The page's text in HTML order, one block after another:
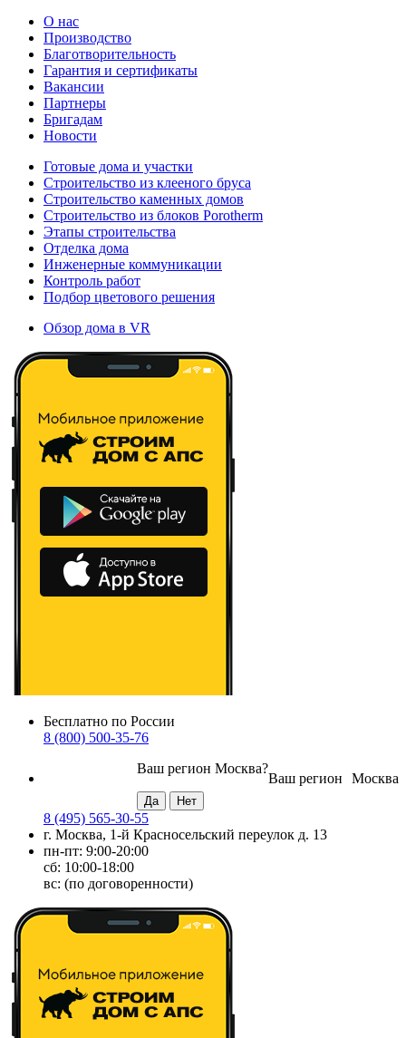
О нас
Производство
Благотворительность
Гарантия и сертификаты
Вакансии
Партнеры
Бригадам
Новости
Готовые дома и участки
Строительство из клееного бруса
Строительство каменных домов
Строительство из блоков Porotherm
Этапы строительства
Отделка дома
Инженерные коммуникации
Контроль работ
Подбор цветового решения
Обзор дома в VR
Бесплатно по России
8 (800) 500-35-76
Москва
Ваш регион
Ваш регион Москва?
8 (495) 565-30-55
г. Москва, 1-й Красносельский переулок д. 13
пн-пт: 9:00-20:00
сб: 10:00-18:00
вс: (по договоренности)